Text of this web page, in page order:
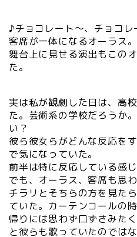
♪チョコレート～、チョコレ
客席が一体になるオーラス
舞台上に見せる演出もこの
た。
実は私が観劇した日は、高
た。芸術系の学校だろうか
い？
彼ら彼女らがどんな反応を
で気になっていた。
前半は特に反応している感
でも、オーラス、客席も思
チラリとそちらの方を見た
ていた。カーテンコールの
帰りには思わず口ずさみた
と彼らも歌っていたのではな